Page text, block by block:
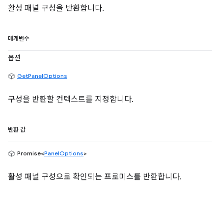
활성 패널 구성을 반환합니다.
매개변수
옵션
GetPanelOptions
구성을 반환할 컨텍스트를 지정합니다.
반환 값
Promise<PanelOptions>
활성 패널 구성으로 확인되는 프로미스를 반환합니다.